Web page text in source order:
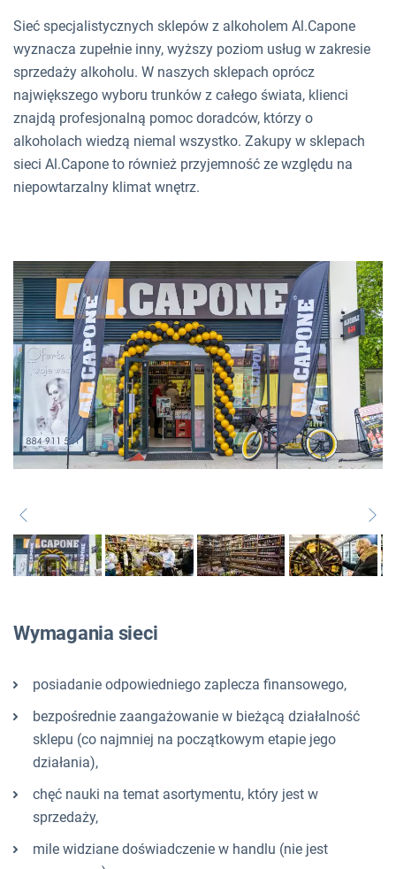
Sieć specjalistycznych sklepów z alkoholem Al.Capone
wyznacza zupełnie inny, wyższy poziom usług w zakresie
sprzedaży alkoholu. W naszych sklepach oprócz
największego wyboru trunków z całego świata, klienci
znajdą profesjonalną pomoc doradców, którzy o
alkoholach wiedzą niemal wszystko. Zakupy w sklepach
sieci Al.Capone to również przyjemność ze względu na
niepowtarzalny klimat wnętrz.
Wymagania sieci
posiadanie odpowiedniego zaplecza finansowego,
bezpośrednie zaangażowanie w bieżącą działalność
sklepu (co najmniej na początkowym etapie jego
działania),
chęć nauki na temat asortymentu, który jest w
sprzedaży,
mile widziane doświadczenie w handlu (nie jest